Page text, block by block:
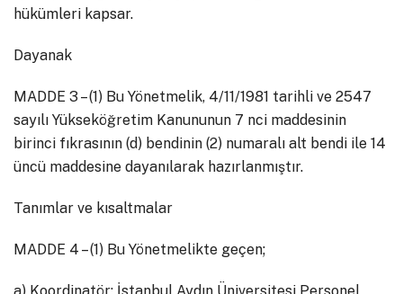
hükümleri kapsar.
Dayanak
MADDE 3 – (1) Bu Yönetmelik, 4/11/1981 tarihli ve 2547
sayılı Yükseköğretim Kanununun 7 nci maddesinin
birinci fıkrasının (d) bendinin (2) numaralı alt bendi ile 14
üncü maddesine dayanılarak hazırlanmıştır.
Tanımlar ve kısaltmalar
MADDE 4 – (1) Bu Yönetmelikte geçen;